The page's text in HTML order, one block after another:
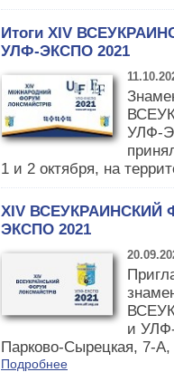
Итоги XIV
УЛФ-ЭКСПО 2021
УЛФ-
1 и 2 октября, на
XIV
ЭКСПО 2021
и
Парково-Сырецкая, 7-
Подробнее